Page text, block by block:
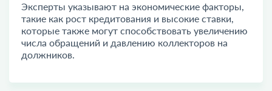
Эксперты указывают на экономические факторы,
такие как рост кредитования и высокие ставки,
которые также могут способствовать увеличению
числа обращений и давлению коллекторов на
должников.